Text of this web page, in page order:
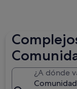
¿A dónde